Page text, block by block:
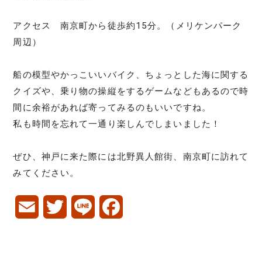
アクセス 南京町から徒歩約15分。（メリケンパーク
周辺）
船の模型やかっこいいバイク、ちょっとした海に関する
クイズや、乗り物の操縦をするゲームなどもあるので時
間に余裕があれば寄ってみるのもいいですね。
私も時間を忘れて一通り楽しんでしまいました！
ぜひ、神戸に来た際には北野異人館街、南京町に訪れて
みてください。